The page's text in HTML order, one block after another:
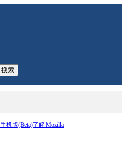
搜索
手机版(Beta)了解 Mozilla